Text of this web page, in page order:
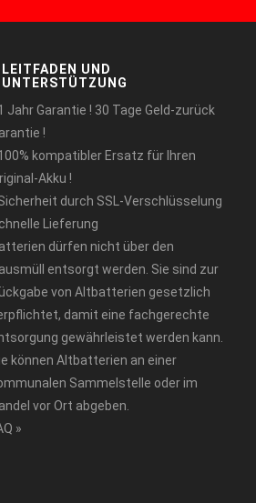
LEITFADEN UND
UNTERSTÜTZUNG
Jahr Garantie ! 30 Tage Geld-zurück
!
kompatibler Ersatz für Ihren
Akku !
durch SSL-Verschlüsselung
Lieferung
dürfen nicht über den
entsorgt werden. Sie sind zur
von Altbatterien gesetzlich
damit eine fachgerechte
gewährleistet werden kann.
können Altbatterien an einer
Sammelstelle oder im
vor Ort abgeben.
»